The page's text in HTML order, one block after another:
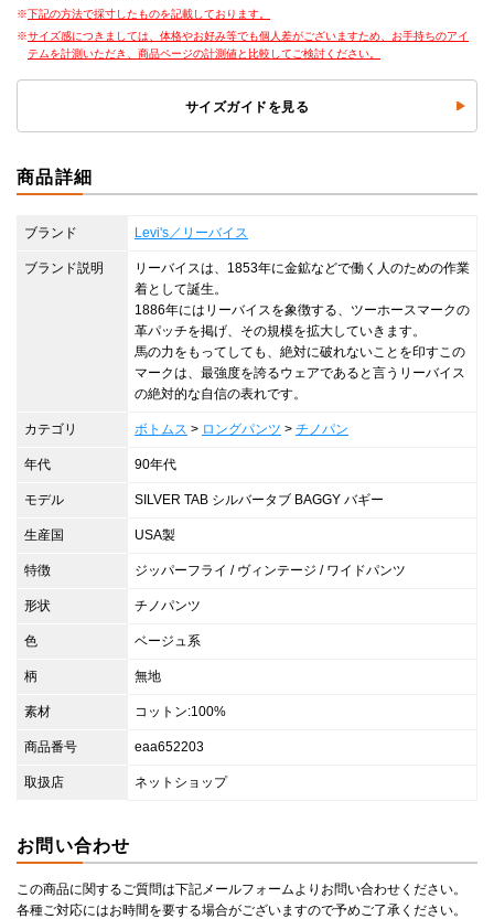
下記の方法で採寸したものを記載しております。
サイズ感につきましては、体格やお好み等でも個人差がございますため、お手持ちのアイ
テムを計測いただき、商品ページの計測値と比較してご検討ください。
サイズガイドを見る
商品詳細
ブランド Levi's／リーバイス
ブランド説明
リーバイスは、1853年に金鉱などで働く人のための作業
着として誕生。
1886年にはリーバイスを象徴する、ツーホースマークの
革パッチを掲げ、その規模を拡大していきます。
馬の力をもってしても、絶対に破れないことを印すこの
マークは、最強度を誇るウェアであると言うリーバイス
の絶対的な自信の表れです。
カテゴリ ボトムス > ロングパンツ > チノパン
年代 90年代
モデル SILVER TAB シルバータブ BAGGY バギー
生産国 USA製
特徴 ジッパーフライ / ヴィンテージ / ワイドパンツ
形状 チノパンツ
色 ベージュ系
柄 無地
素材 コットン:100%
商品番号 eaa652203
取扱店 ネットショップ
お問い合わせ
この商品に関するご質問は下記メールフォームよりお問い合わせください。
各種ご対応にはお時間を要する場合がございますので予めご了承ください。